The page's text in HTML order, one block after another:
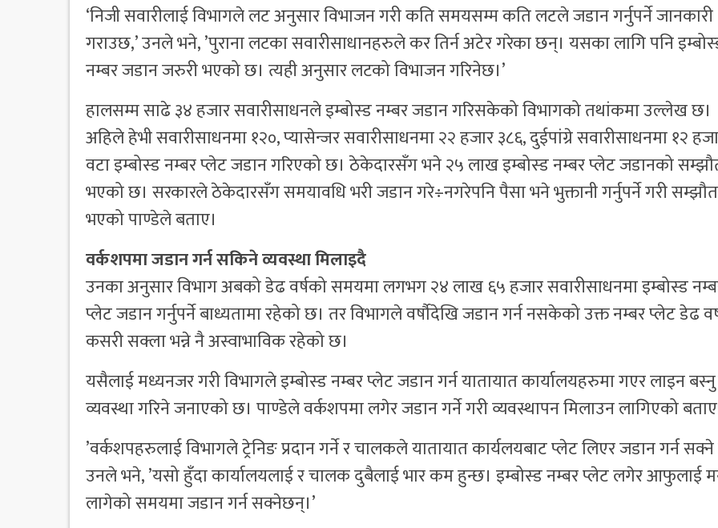
‘निजी सवारीलाई विभागले लट अनुसार विभाजन गरी कति समयसम्म कति लटले जडान गर्नुपर्ने जानकारी
गराउछ,’ उनले भने, ’पुराना लटका सवारीसाधानहरुले कर तिर्न अटेर गरेका छन्। यसका लागि पनि
नम्बर जडान जरुरी भएको छ। त्यही अनुसार लटको विभाजन गरिनेछ।’
हालसम्म साढे ३४ हजार सवारीसाधनले इम्बोस्ड नम्बर जडान गरिसकेको विभागको तथांकमा उल्लेख छ।
अहिले हेभी सवारीसाधनमा १२०, प्यासेन्जर सवारीसाधनमा २२ हजार ३८६, दुईपांग्रे सवारीसाधनमा १२
वटा इम्बोस्ड नम्बर प्लेट जडान गरिएको छ। ठेकेदारसँग भने २५ लाख इम्बोस्ड नम्बर प्लेट जडानको
भएको छ। सरकारले ठेकेदारसँग समयावधि भरी जडान गरे÷नगरेपनि पैसा भने भुक्तानी गर्नुपर्ने गरी
भएको पाण्डेले बताए।
वर्कशपमा जडान गर्न सकिने व्यवस्था मिलाइदै
उनका अनुसार विभाग अबको डेढ वर्षको समयमा लगभग २४ लाख ६५ हजार सवारीसाधनमा इम्बोस्ड
प्लेट जडान गर्नुपर्ने बाध्यतामा रहेको छ। तर विभागले वर्षौदेखि जडान गर्न नसकेको उक्त नम्बर प्लेट डेढ
कसरी सक्ला भन्ने नै अस्वाभाविक रहेको छ।
यसैलाई मध्यनजर गरी विभागले इम्बोस्ड नम्बर प्लेट जडान गर्न यातायात कार्यालयहरुमा गएर लाइन बस्नु
व्यवस्था गरिने जनाएको छ। पाण्डेले वर्कशपमा लगेर जडान गर्ने गरी व्यवस्थापन मिलाउन लागिएको
’वर्कशपहरुलाई विभागले ट्रेनिङ प्रदान गर्ने र चालकले यातायात कार्यलयबाट प्लेट लिएर जडान गर्न
उनले भने, ’यसो हुँदा कार्यालयलाई र चालक दुबैलाई भार कम हुन्छ। इम्बोस्ड नम्बर प्लेट लगेर आफुलाई
लागेको समयमा जडान गर्न सक्नेछन्।’